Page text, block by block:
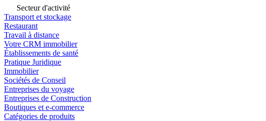
Secteur d'activité
Transport et stockage
Restaurant
Travail à distance
Votre CRM immobilier
Établissements de santé
Pratique Juridique
Immobilier
Sociétés de Conseil
Entreprises du voyage
Entreprises de Construction
Boutiques et e-commerce
Catégories de produits